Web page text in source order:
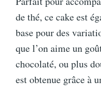
de thé, ce cake est
base pour des
que l’on aime un
chocolaté, ou plus
est obtenue grâce à